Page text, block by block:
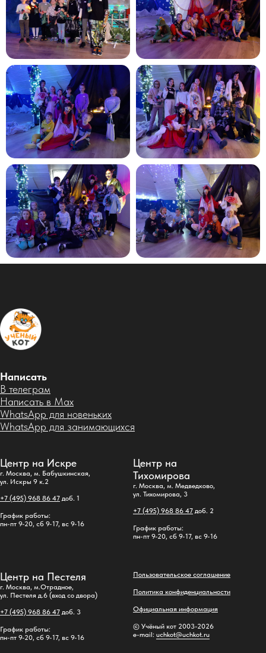
Написать
В телеграм
Написать в Max
WhatsApp для новеньких
WhatsApp для занимающихся
Центр на Искре
г. Москва, м. Бабушкинская,
ул. Искры 9 к.2
+7 (495) 968 86 47 доб. 1
График работы:
пн-пт 9-20, сб 9-17, вс 9-16
Центр на
Тихомирова
г. Москва, м. Медведково,
ул. Тихомирова, 3
+7 (495) 968 86 47 доб. 2
График работы:
пн-пт 9-20, сб 9-17, вс 9-16
Центр на Пестеля
г. Москва, м.Отрадное,
ул. Пестеля д.6 (вход со двора)
+7 (495) 968 86 47 доб. 3
График работы:
пн-пт 9-20, сб 9-17, вс 9-16
Пользовательское соглашение
Политика конфиденциальности
Официальная информация
© Учёный кот 2003-2026
e-mail: uchkot@uchkot.ru